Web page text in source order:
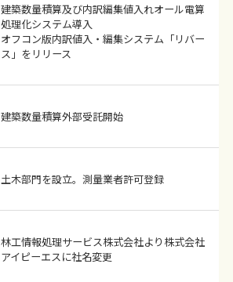
建築数量積算及び内訳編集値入れオール電算
処理化システム導入
オフコン版内訳値入・編集システム「リバー
ス」をリリース
建築数量積算外部受託開始
土木部門を設立。測量業者許可登録
林工情報処理サービス株式会社より株式会社
アイピーエスに社名変更